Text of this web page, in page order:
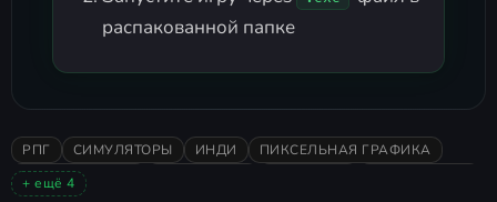
распакованной папке
РПГ СИМУЛЯТОРЫ ИНДИ
ПИКСЕЛЬНАЯ ГРАФИКА
ПРИКЛЮЧЕНИЯ
+ ещё 4